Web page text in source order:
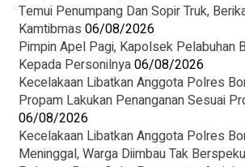
Temui Penumpang Dan Sopir Truk,
Kamtibmas 06/08/2026
Pimpin Apel Pagi, Kapolsek Pelabuhan
Kepada Personilnya06/08/2026
Kecelakaan Libatkan Anggota Polres
Propam Lakukan Penanganan Sesuai
06/08/2026
Kecelakaan Libatkan Anggota Polres
Meninggal, Warga Diimbau Tak